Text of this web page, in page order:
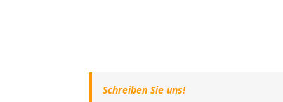
Schreiben Sie uns!